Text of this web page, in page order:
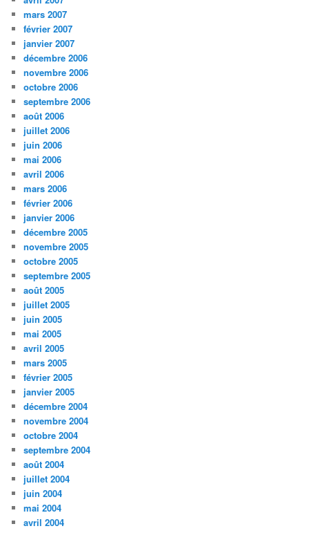
mars 2007
février 2007
janvier 2007
décembre 2006
novembre 2006
octobre 2006
septembre 2006
août 2006
juillet 2006
juin 2006
mai 2006
avril 2006
mars 2006
février 2006
janvier 2006
décembre 2005
novembre 2005
octobre 2005
septembre 2005
août 2005
juillet 2005
juin 2005
mai 2005
avril 2005
mars 2005
février 2005
janvier 2005
décembre 2004
novembre 2004
octobre 2004
septembre 2004
août 2004
juillet 2004
juin 2004
mai 2004
avril 2004